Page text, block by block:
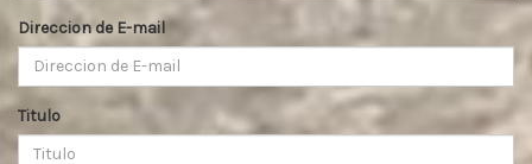
Direccion de E-mail
Titulo